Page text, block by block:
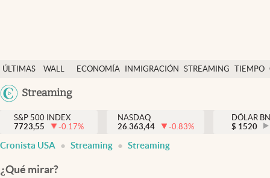
ÚLTIMAS
NOTICIAS
WALL
DÓLAR
ECONOMÍA INMIGRACIÓN STREAMING TIEMPO
México
Streaming
Finanzas y economía
Wall Street y dólar
Inmigración
S&P 500 INDEX
7723,55
-0.17%
NASDAQ
26.363,44
-0.83%
DÓLAR
$ 1520
Cronista USA Streaming Streaming
¿Qué mirar?